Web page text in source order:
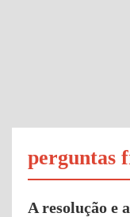
perguntas
A resolução e